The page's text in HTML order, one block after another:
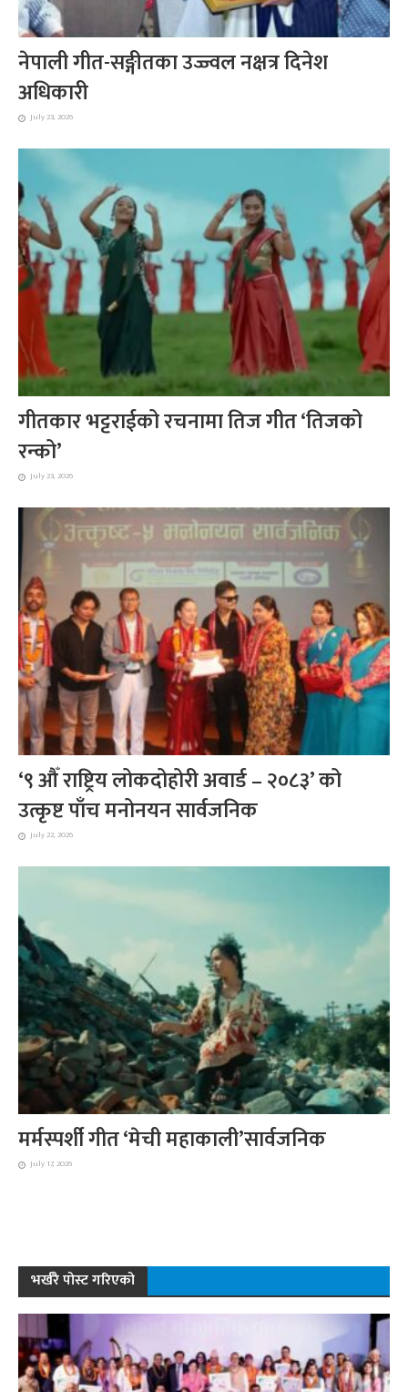
नेपाली गीत-सङ्गीतका उज्ज्वल नक्षत्र दिनेश
अधिकारी
July 23, 2026
गीतकार भट्टराईको रचनामा तिज गीत ‘तिजको
रन्को’
July 23, 2026
‘९ औँ राष्ट्रिय लोकदोहोरी अवार्ड – २०८३’ को
उत्कृष्ट पाँच मनोनयन सार्वजनिक
July 22, 2026
मर्मस्पर्शी गीत ‘मेची महाकाली’सार्वजनिक
July 17, 2026
भर्खरै पोस्ट गरिएको